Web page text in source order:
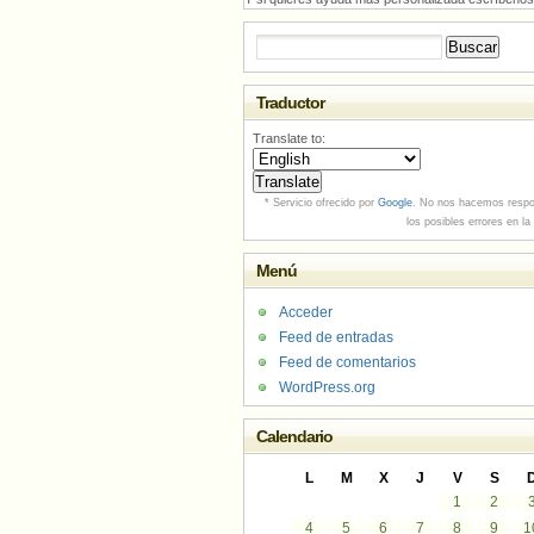
Traductor
Translate to:
* Servicio ofrecido por Google. No nos hacemos
los posibles errores en la
Menú
Acceder
Feed de entradas
Feed de comentarios
WordPress.org
Calendario
L M X J V S
1
2
3
4
5 6 7 8 9